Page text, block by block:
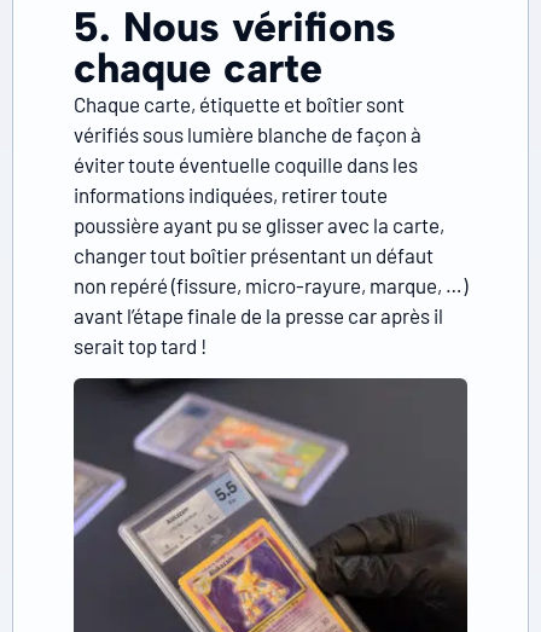
5. Nous vérifions
chaque carte
Chaque carte, étiquette et boîtier sont
vérifiés sous lumière blanche de façon à
éviter toute éventuelle coquille dans les
informations indiquées, retirer toute
poussière ayant pu se glisser avec la carte,
changer tout boîtier présentant un défaut
non repéré (fissure, micro-rayure, marque, …)
avant l’étape finale de la presse car après il
serait top tard !